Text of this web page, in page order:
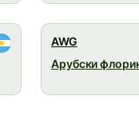
AWG
Арубски